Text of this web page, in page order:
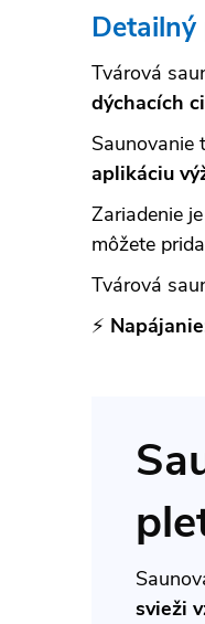
Tvárová
dýchacích
Saunovanie
aplikáciu
Zariadenie
môžete
Tvárová
⚡
svieži